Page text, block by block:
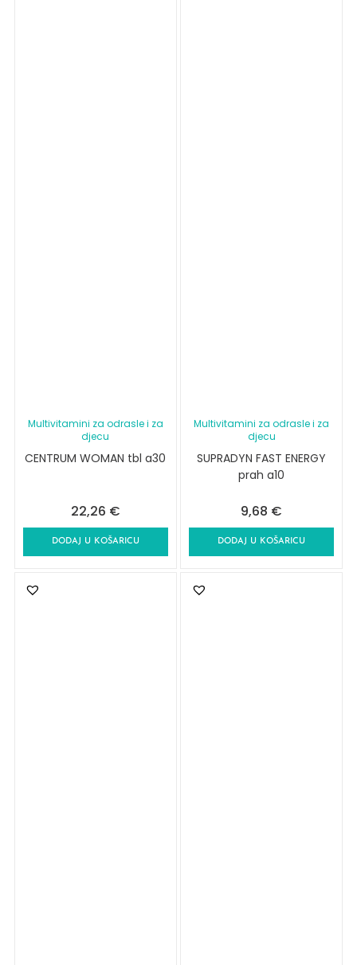
Multivitamini za odrasle i za
djecu
CENTRUM WOMAN tbl a30
22,26 €
DODAJ U KOŠARICU
Multivitamini za odrasle i za
djecu
SUPRADYN FAST ENERGY
prah a10
9,68 €
DODAJ U KOŠARICU